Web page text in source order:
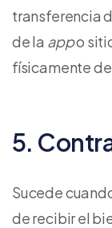
transferencia
de la appo
físicamente
5.
Sucede
de recibir el